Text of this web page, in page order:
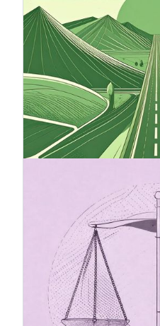
Mapa drogowa
kompas w
zrównoważonego
Plan działania w
niezbędnym narzędziem
zapewnić sobie
odpowiedzialność w
jasny kierunek
decyzji i wzmacnia
Pakiet Omnibus i
zrównoważonego
Wniosek dotyczący
wprowadza zmiany do
sprawozdawczości
zrównoważonego
uproszczenia i
sprawozdawczych dla